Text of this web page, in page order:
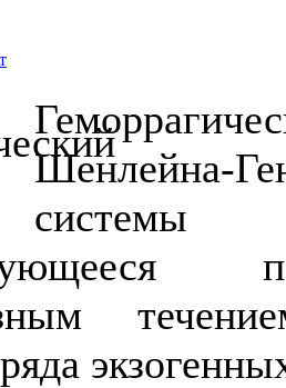
Шенлейна-
системы